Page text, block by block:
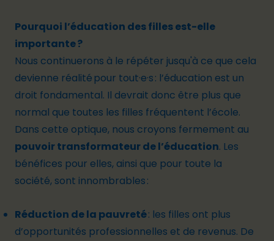
Pourquoi l’éducation des filles est-elle
importante ?
Nous continuerons à le répéter jusqu'à ce que cela
devienne réalité pour tout·e·s : l’éducation est un
droit fondamental. Il devrait donc être plus que
normal que toutes les filles fréquentent l’école.
Dans cette optique, nous croyons fermement au
pouvoir transformateur de l’éducation. Les
bénéfices pour elles, ainsi que pour toute la
société, sont innombrables :
Réduction de la pauvreté: les filles ont plus
d’opportunités professionnelles et de revenus. De